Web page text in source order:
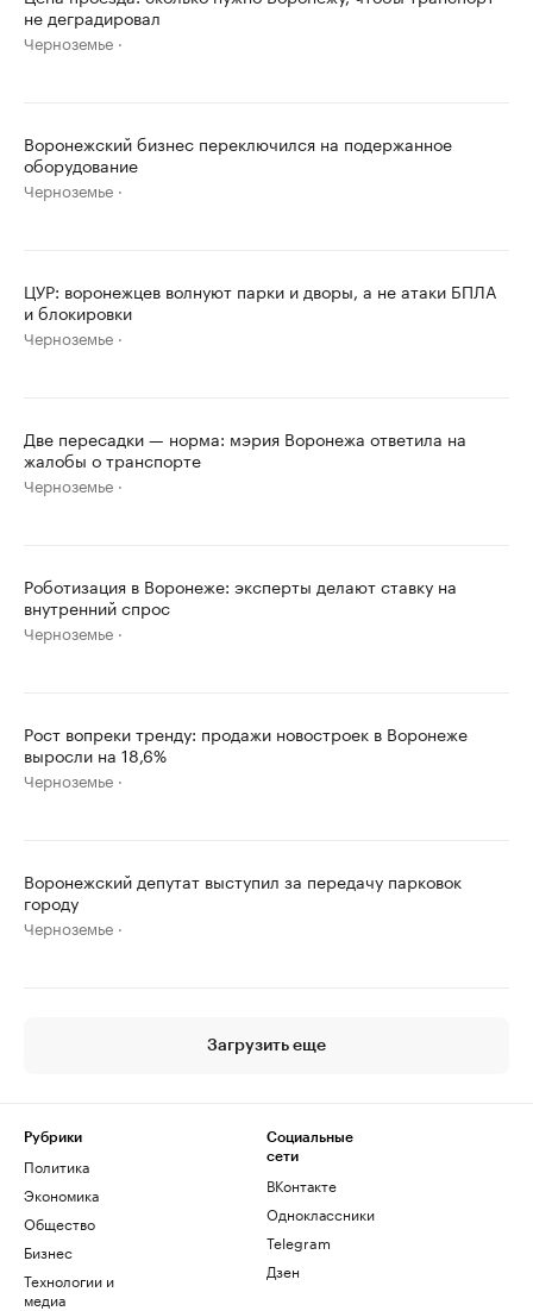
не деградировал
Черноземье
Воронежский бизнес переключился на подержанное
оборудование
Черноземье
ЦУР: воронежцев волнуют парки и дворы, а не атаки БПЛА
и блокировки
Черноземье
Две пересадки — норма: мэрия Воронежа ответила на
жалобы о транспорте
Черноземье
Роботизация в Воронеже: эксперты делают ставку на
внутренний спрос
Черноземье
Рост вопреки тренду: продажи новостроек в Воронеже
выросли на 18,6%
Черноземье
Воронежский депутат выступил за передачу парковок
городу
Черноземье
Загрузить еще
Рубрики
Политика
Экономика
Общество
Бизнес
Технологии и
медиа
Социальные
сети
ВКонтакте
Одноклассники
Telegram
Дзен